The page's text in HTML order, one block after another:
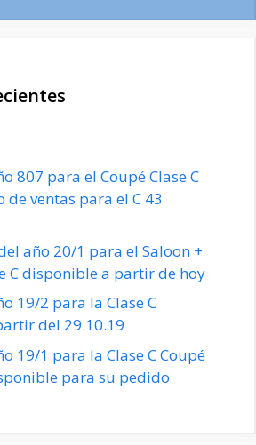
807 para el Coupé Clase C
de ventas para el C 43
año 20/1 para el Saloon +
C disponible a partir de hoy
19/2 para la Clase C
del 29.10.19
19/1 para la Clase C Coupé
para su pedido